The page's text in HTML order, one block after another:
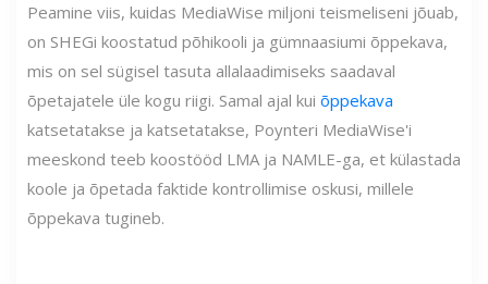
Peamine viis, kuidas MediaWise miljoni teismeliseni jõuab,
on SHEGi koostatud põhikooli ja gümnaasiumi õppekava,
mis on sel sügisel tasuta allalaadimiseks saadaval
õpetajatele üle kogu riigi. Samal ajal kui õppekava
katsetatakse ja katsetatakse, Poynteri MediaWise'i
meeskond teeb koostööd LMA ja NAMLE-ga, et külastada
koole ja õpetada faktide kontrollimise oskusi, millele
õppekava tugineb.